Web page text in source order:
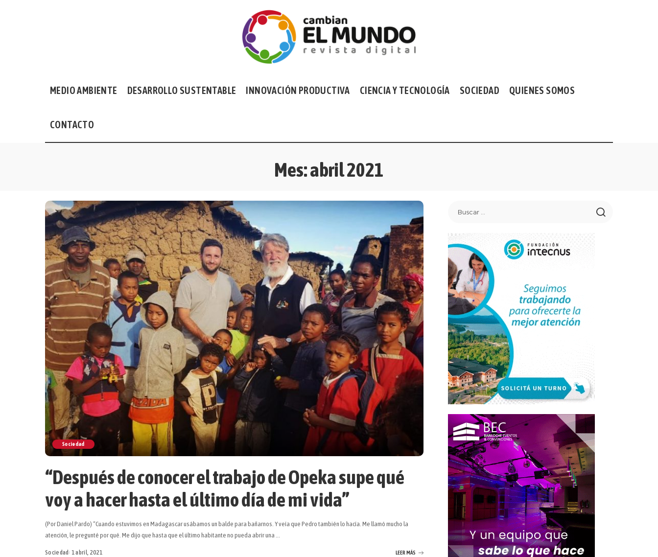
MEDIO AMBIENTE DESARROLLO SUSTENTABLE INNOVACIÓN PRODUCTIVA CIENCIA Y TECNOLOGÍA SOCIEDAD QUIENES SOMOS
CONTACTO
Mes:abril 2021
Sociedad
“Después de conocer el trabajo de Opeka supe qué
voy a hacer hasta el último día de mi vida”
(Por Daniel Pardo) “Cuando estuvimos en Madagascar usábamos un balde para bañarnos. Y veía que Pedro también lo hacía. Me llamó mucho la
atención, le pregunté por qué. Me dijo que hasta que el último habitante no pueda abrir una ...
Sociedad 1 abril, 2021 LEER MÁS